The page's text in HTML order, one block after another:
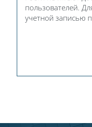
пользователей.
учетной записью